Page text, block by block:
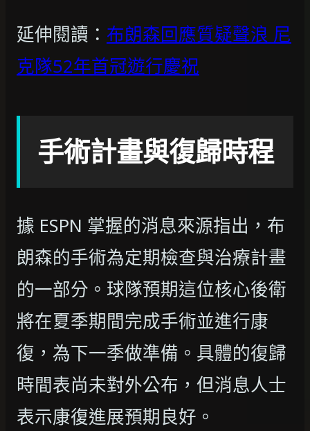
延伸閱讀： 布朗森回應質疑聲浪 尼
克隊52年首冠遊行慶祝
手術計畫與復歸時程
據 ESPN 掌握的消息來源指出，布
朗森的手術為定期檢查與治療計畫
的一部分。球隊預期這位核心後衛
將在夏季期間完成手術並進行康
復，為下一季做準備。具體的復歸
時間表尚未對外公布，但消息人士
表示康復進展預期良好。